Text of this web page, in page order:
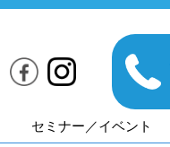
セミナー／イベント